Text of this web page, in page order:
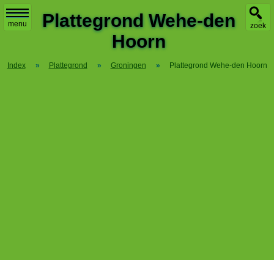
menu zoek
Plattegrond Wehe-den
Hoorn
Index » Plattegrond » Groningen » Plattegrond Wehe-den Hoorn